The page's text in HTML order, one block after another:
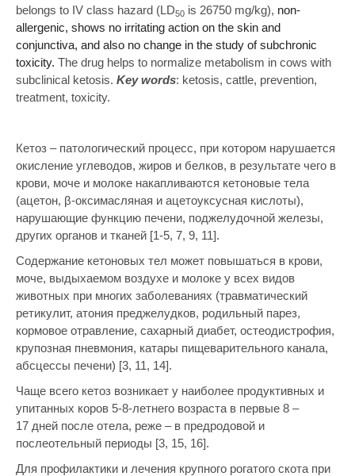
belongs to IV class hazard (LD50 is 26750 mg/kg), non-
allergenic, shows no irritating action on the skin and
conjunctiva, and also no change in the study of subchronic
toxicity. The drug helps to normalize metabolism in cows with
subclinical ketosis. Key words: ketosis, cattle, prevention,
treatment, toxicity.
Кетоз – патологический процесс, при котором нарушается
окисление углеводов, жиров и белков, в результате чего в
крови, моче и молоке накапливаются кетоновые тела
(ацетон, β-оксимасляная и ацетоуксусная кислоты),
нарушающие функцию печени, поджелудочной железы,
других органов и тканей [1-5, 7, 9, 11].
Содержание кетоновых тел может повышаться в крови,
моче, выдыхаемом воздухе и молоке у всех видов
животных при многих заболеваниях (травматический
ретикулит, атония преджелудков, родильный парез,
кормовое отравление, сахарный диабет, остеодистрофия,
крупозная пневмония, катары пищеварительного канала,
абсцессы печени) [3, 11, 14].
Чаще всего кетоз возникает у наиболее продуктивных и
упитанных коров 5-8-летнего возраста в первые 8 –
17 дней после отела, реже – в предродовой и
послеотельный периоды [3, 15, 16].
Для профилактики и лечения крупного рогатого скота при